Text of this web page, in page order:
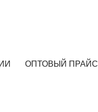
ОПТОВЫЙ ПРАЙС